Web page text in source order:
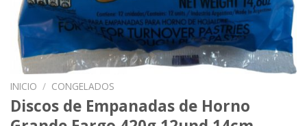
INICIO / CONGELADOS
Discos de Empanadas de Horno